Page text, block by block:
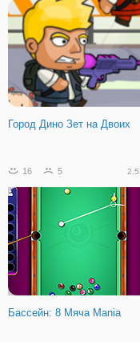
Город Дино Зет на Двоих
16 5
Бассейн: 8 Мяча Mania